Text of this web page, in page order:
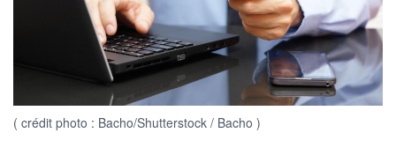
( crédit photo : Bacho/Shutterstock / Bacho )